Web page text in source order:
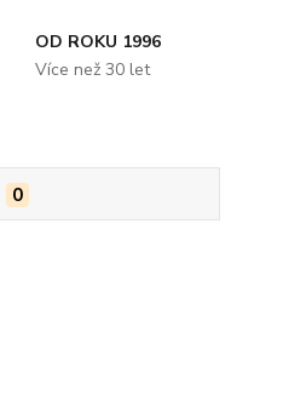
OD ROKU 1996
Více než 30 let
0